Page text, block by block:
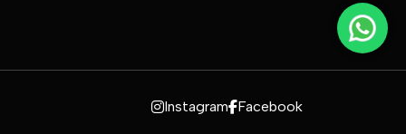
Instagram Facebook